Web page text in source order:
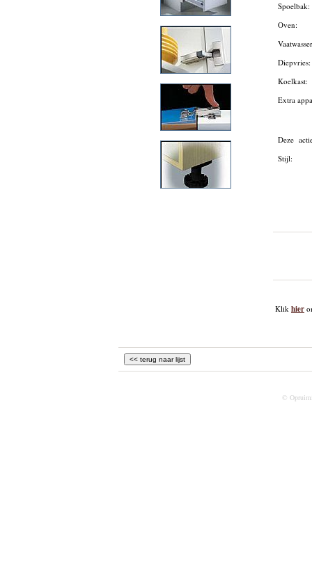
Spoelbak:
Oven:
Koelkast:
Extra
Deze
Stijl:
Klik hier
©